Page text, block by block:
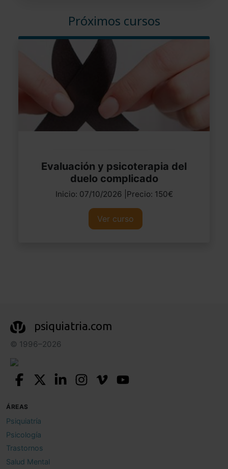
Próximos cursos
Evaluación y psicoterapia del
duelo complicado
Inicio: 07/10/2026 |Precio: 150€
Ver curso
psiquiatria.com
© 1996–2026
ÁREAS
Psiquiatría
Psicología
Trastornos
Salud Mental